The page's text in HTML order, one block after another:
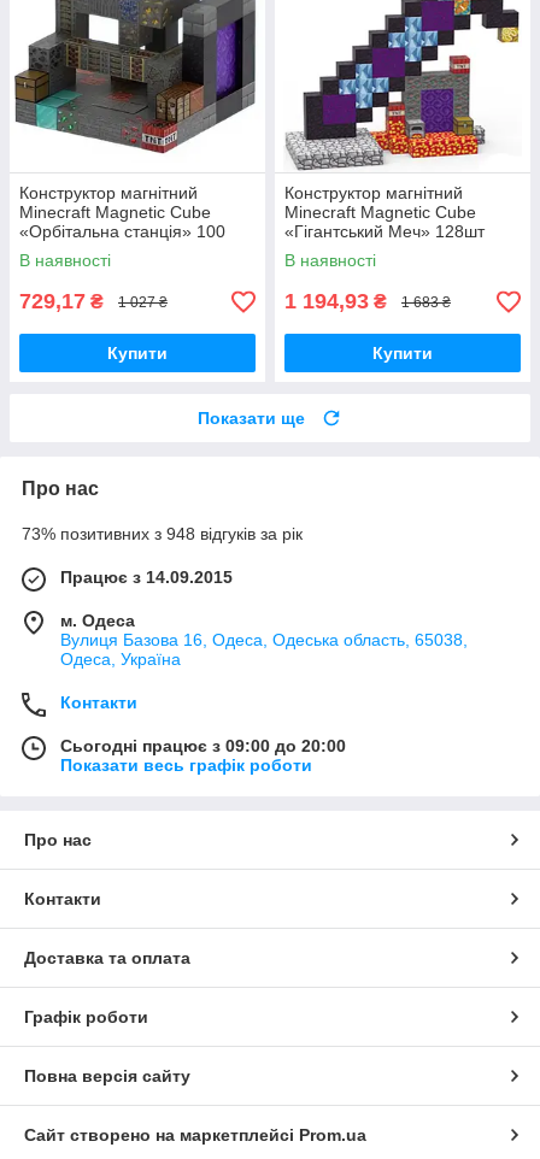
Конструктор магнітний
Minecraft Magnetic Cube
«Орбітальна станція» 100
кубиков
В наявності
729,17 ₴ 1 027 ₴
Купити
Конструктор магнітний
Minecraft Magnetic Cube
«Гігантський Меч» 128шт
В наявності
1 194,93 ₴ 1 683 ₴
Купити
Показати ще
Про нас
73% позитивних з 948 відгуків за рік
Працює з 14.09.2015
м. Одеса
Вулиця Базова 16, Одеса, Одеська область, 65038,
Одеса, Україна
Контакти
Сьогодні працює з 09:00 до 20:00
Показати весь графік роботи
Про нас
Контакти
Доставка та оплата
Графік роботи
Повна версія сайту
Сайт створено на маркетплейсі Prom.ua